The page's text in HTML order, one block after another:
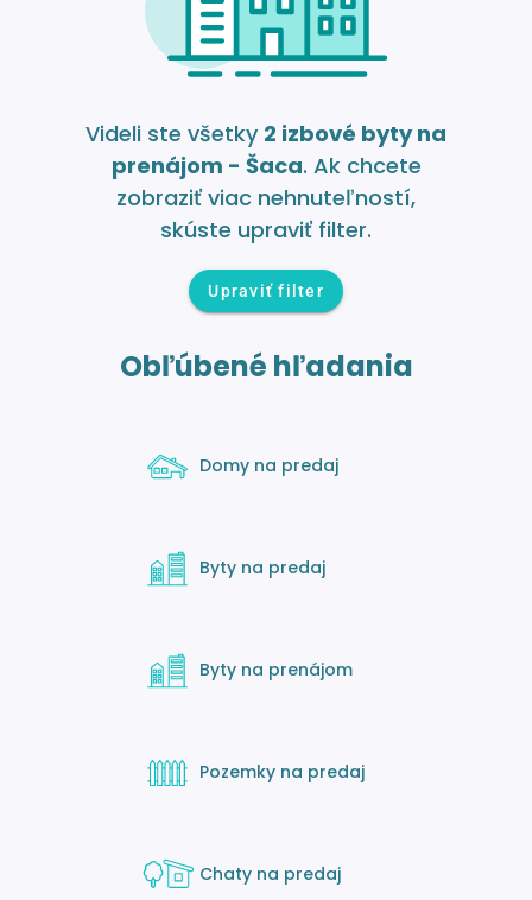
Videli ste všetky 2 izbové byty na
prenájom - Šaca. Ak chcete
zobraziť viac nehnuteľností,
skúste upraviť filter.
Upraviť filter
Obľúbené hľadania
Domy na predaj
Byty na predaj
Byty na prenájom
Pozemky na predaj
Chaty na predaj